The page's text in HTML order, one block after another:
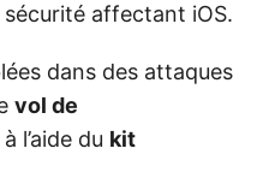
affectant iOS.
dans des attaques
vol de
l’aide du kit